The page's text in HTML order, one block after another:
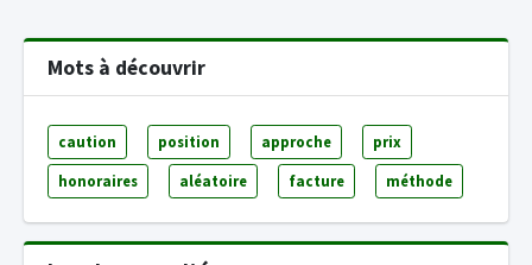
Mots à découvrir
caution position approche prix
honoraires aléatoire facture méthode